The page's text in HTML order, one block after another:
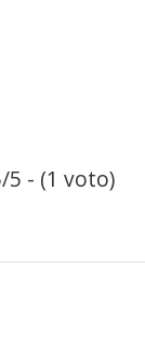
5 - (1 voto)